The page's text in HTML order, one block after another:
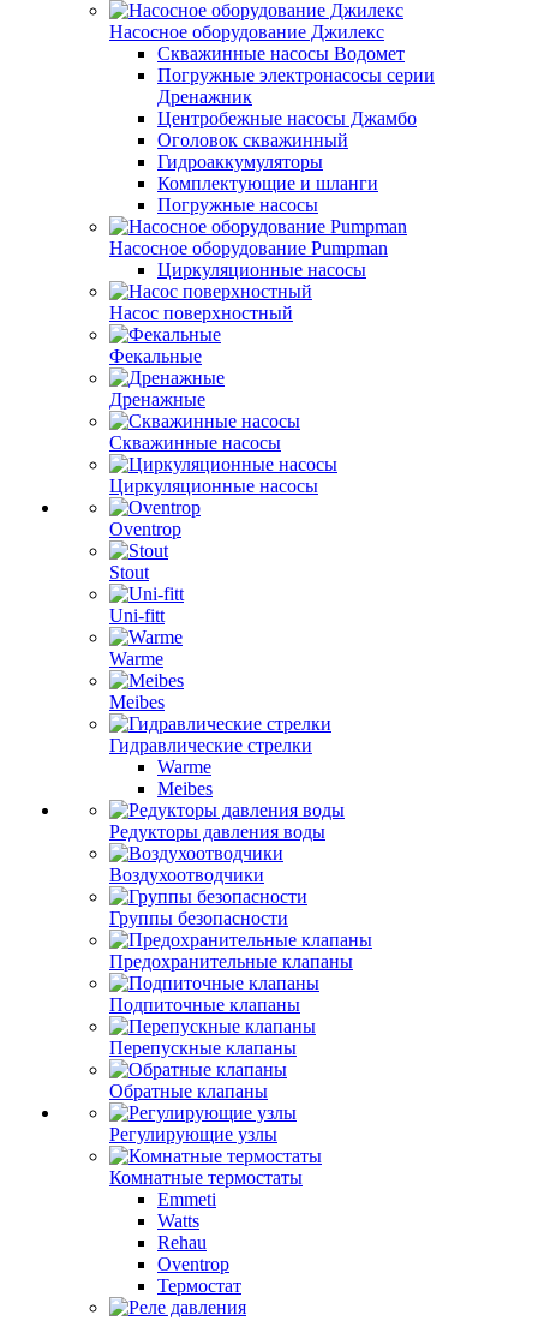
Насосное оборудование Джилекс
Скважинные насосы Водомет
Погружные электронасосы серии
Дренажник
Центробежные насосы Джамбо
Оголовок скважинный
Гидроаккумуляторы
Комплектующие и шланги
Погружные насосы
Насосное оборудование Pumpman
Циркуляционные насосы
Насос поверхностный
Фекальные
Дренажные
Скважинные насосы
Циркуляционные насосы
Oventrop
Stout
Uni-fitt
Warme
Meibes
Гидравлические стрелки
Warme
Meibes
Редукторы давления воды
Воздухоотводчики
Группы безопасности
Предохранительные клапаны
Подпиточные клапаны
Перепускные клапаны
Обратные клапаны
Регулирующие узлы
Комнатные термостаты
Emmeti
Watts
Rehau
Oventrop
Термостат